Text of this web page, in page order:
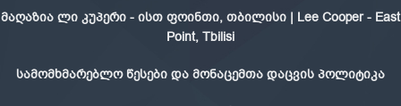
მაღაზია ლი კუპერი - ისთ ფოინთი, თბილისი | Lee Cooper - East
Point, Tbilisi
სამომხმარებლო წესები და მონაცემთა დაცვის პოლიტიკა